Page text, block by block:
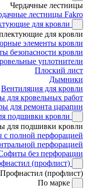
Чердачные лестницы
лестницы Fakro
для кровли
для кровли
элементы кровли
безопасности кровли
уплотнители
Плоский лист
Дымники
Вентиляция для кровли
для кровельных работ
для ремонта царапин
подшивки кровли
для подшивки кровли
полной перфорацией
перфорацией
без перфорации
(профлист)
Профнастил (профлист)
По марке